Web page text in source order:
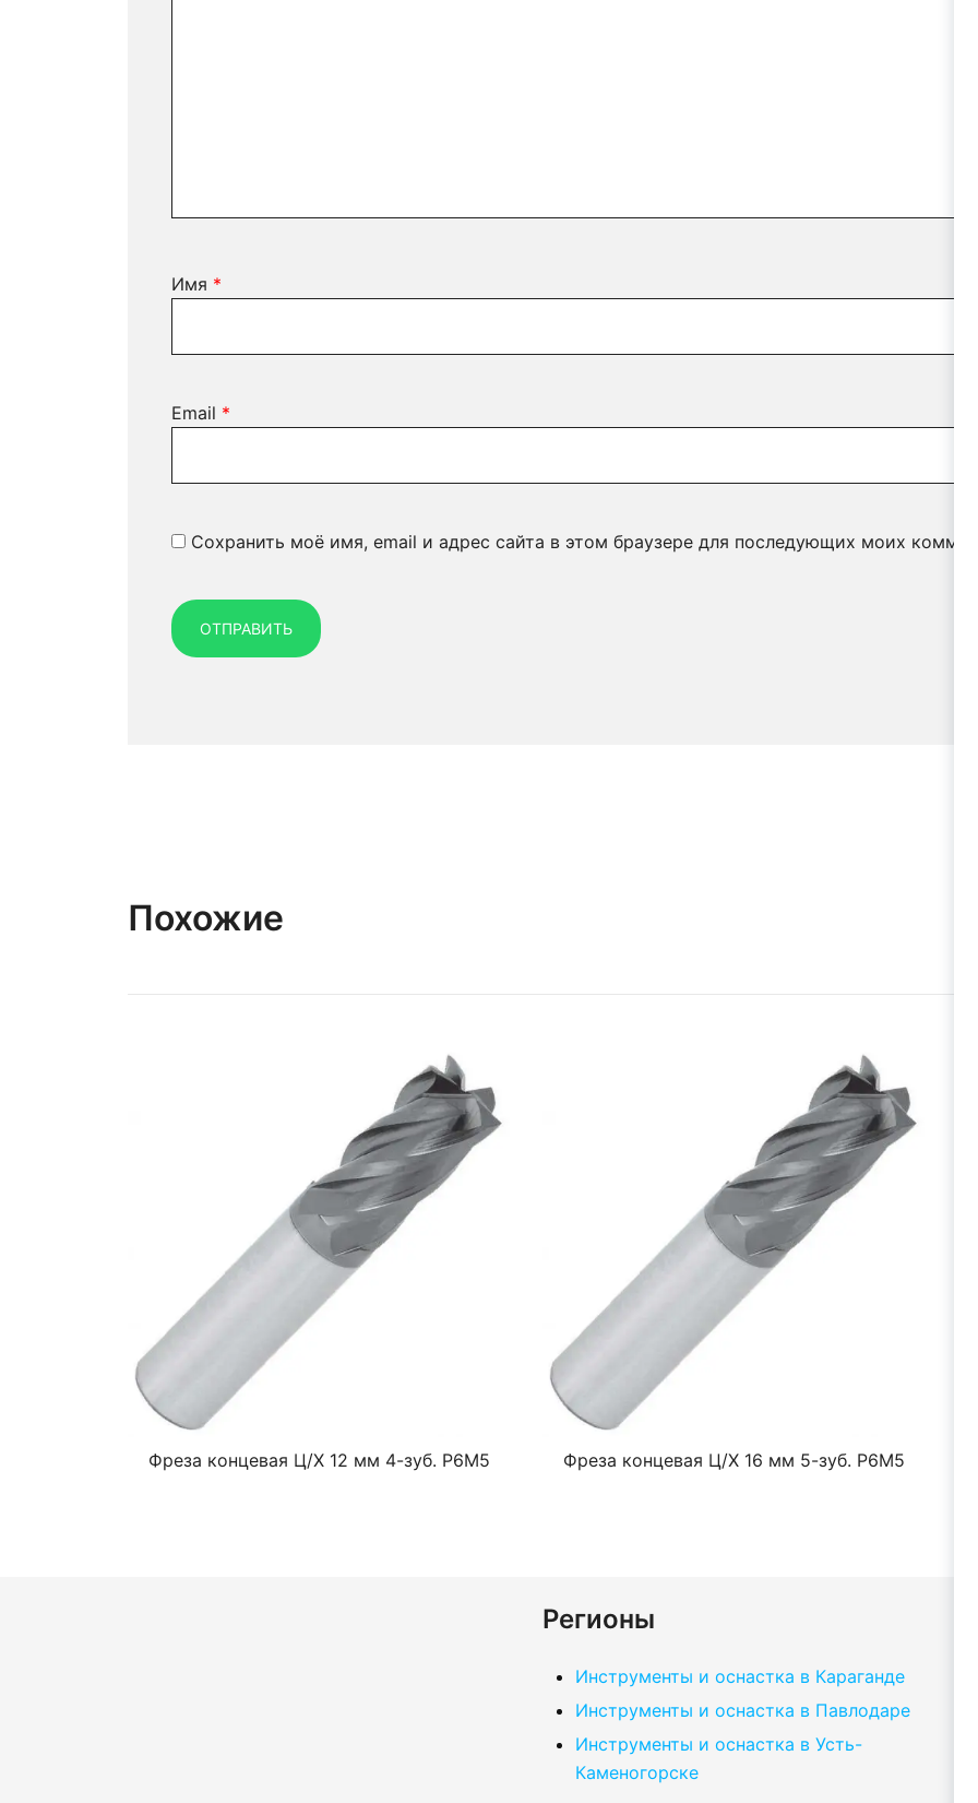
Имя *
Email *
Сохранить моё имя, email и адрес сайта в этом браузере для последующих моих
Похожие
Фреза концевая Ц/Х 12 мм 4-зуб. Р6М5 Фреза концевая Ц/Х 16 мм 5-зуб. Р6М5
Регионы
Инструменты и оснастка в Караганде
Инструменты и оснастка в Павлодаре
Инструменты и оснастка в Усть-
Каменогорске